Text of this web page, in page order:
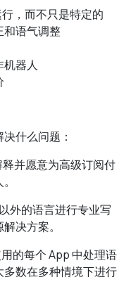
，而不只是特定的
和语气调整
器人
什么问题：
并愿意为高级订阅付
外的语言进行专业写
决方案。
的每个 App 中处理语
数在多种情境下进行